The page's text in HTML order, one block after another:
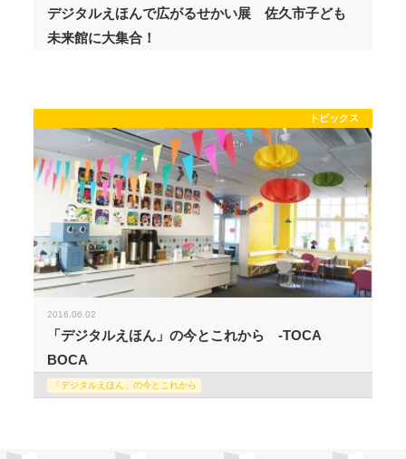
デジタルえほんで広がるせかい展 佐久市子ども
未来館に大集合！
トピックス
2016.06.02
「デジタルえほん」の今とこれから -TOCA
BOCA
「デジタルえほん」の今とこれから